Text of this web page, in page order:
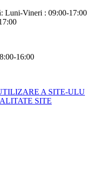
Luni-Vineri : 09:00-17:00
16:00
A SITE-ULU
SITE